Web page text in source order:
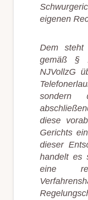
eigenen
Dem steht
gemäß §
NJVollzG
sondern
diese
Gerichts
dieser
handelt es
eine